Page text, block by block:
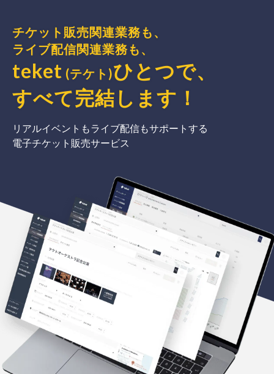
チケット販売関連業務も、
ライブ配信関連業務も、
teket (テケト)ひとつで、
すべて完結 します ！
リアルイベントもライブ配信もサポートする
電子チケット販売サービス